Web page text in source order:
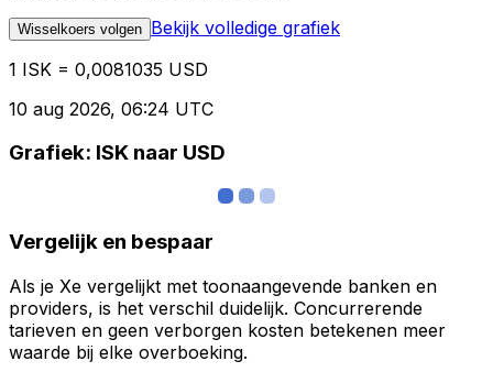
Wisselkoers volgen Bekijk volledige grafiek
1 ISK = 0,0081035 USD
10 aug 2026, 06:24 UTC
Grafiek: ISK naar USD
Vergelijk en bespaar
Als je Xe vergelijkt met toonaangevende banken en
providers, is het verschil duidelijk. Concurrerende
tarieven en geen verborgen kosten betekenen meer
waarde bij elke overboeking.